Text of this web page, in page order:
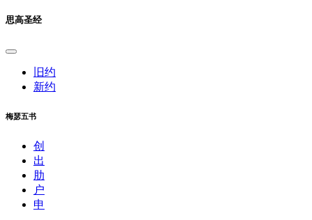
思高圣经
旧约
新约
梅瑟五书
创
出
肋
户
申